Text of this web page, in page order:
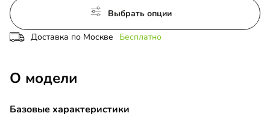
Выбрать опции
Доставка по Москве Бесплатно
О модели
Базовые характеристики